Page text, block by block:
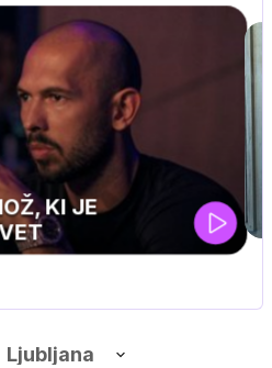
Ljubljana